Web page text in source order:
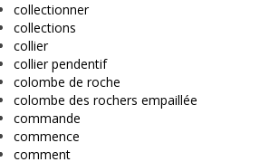
collectionner
collections
collier
collier pendentif
colombe de roche
colombe des rochers empaillée
commande
commence
comment